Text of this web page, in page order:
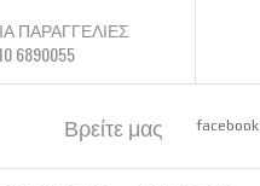
ΠΑΡΑΓΓΕΛΙΕΣ
6890055
Βρείτε μαςfacebook